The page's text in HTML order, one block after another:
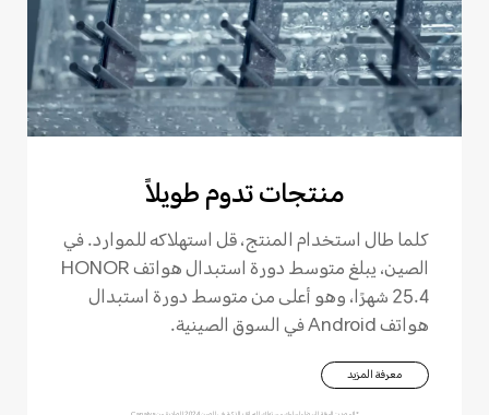
منتجات تدوم طويلاً
كلما طال استخدام المنتج، قل استهلاكه للموارد. في
الصين، يبلغ متوسط دورة استبدال هواتف HONOR
25.4 شهرًا، وهو أعلى من متوسط دورة استبدال
هواتف Android في السوق الصينية.
معرفة المزيد